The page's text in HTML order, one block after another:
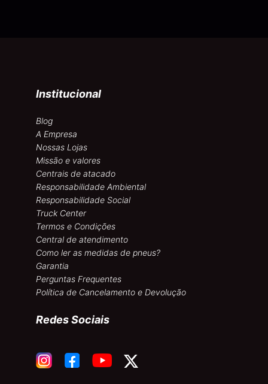
Institucional
Blog
A Empresa
Nossas Lojas
Missão e valores
Centrais de atacado
Responsabilidade Ambiental
Responsabilidade Social
Truck Center
Termos e Condições
Central de atendimento
Como ler as medidas de pneus?
Garantia
Perguntas Frequentes
Política de Cancelamento e Devolução
Redes Sociais